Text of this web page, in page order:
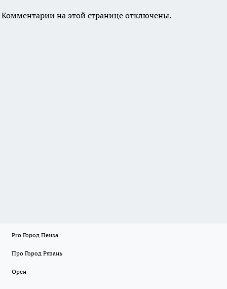
Комментарии на этой странице отключены.
Pro Город Пенза
Про Город Рязань
Орен